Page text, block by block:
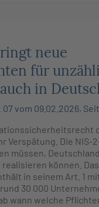
neue
für
in
vom 09.02.2026,
Die NIS-
müssen,
können.
in seinem Art. 1
30 000
wann welche